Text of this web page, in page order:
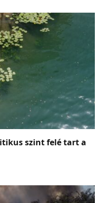
szint felé tart a